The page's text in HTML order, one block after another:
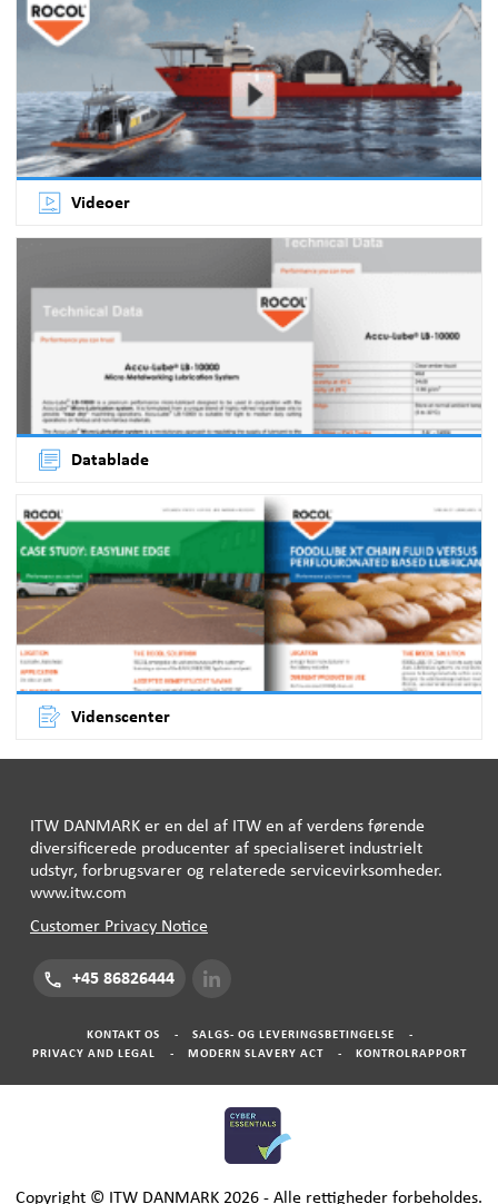
Videoer
Datablade
Videnscenter
ITW DANMARK er en del af ITW en af ​​verdens førende
diversificerede producenter af specialiseret industrielt
udstyr, forbrugsvarer og relaterede servicevirksomheder.
www.itw.com
Customer Privacy Notice
+45 86826444
KONTAKT OS - SALGS- OG LEVERINGSBETINGELSE
-
PRIVACY AND LEGAL
- MODERN SLAVERY ACT - KONTROLRAPPORT
Copyright © ITW DANMARK 2026 - Alle rettigheder forbeholdes.